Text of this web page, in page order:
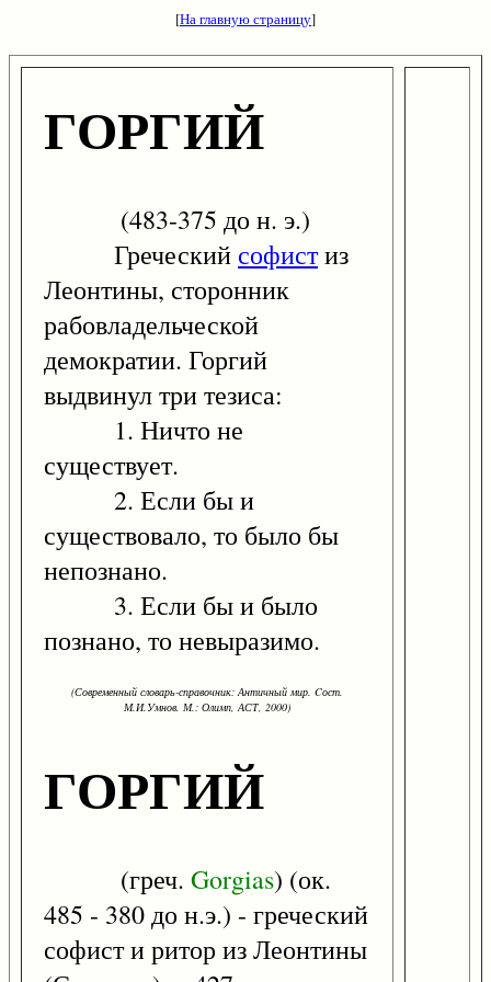
[На главную страницу]
ГОРГИЙ
(483-375 до н. э.)
Греческий софистиз
Леонтины, сторонник
рабовладельческой
демократии. Горгий
выдвинул три тезиса:
1. Ничто не
существует.
2. Если бы и
существовало, то было бы
непознано.
3. Если бы и было
познано, то невыразимо.
(Современный словарь-справочник: Античный мир. Cост.
М.И.Умнов. М.: Олимп, АСТ, 2000)
ГОРГИЙ
(греч. Gorgias) (ок.
485 - 380 до н.э.) - греческий
софист и ритор из Леонтины